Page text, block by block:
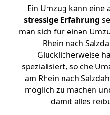
Ein Umzug kann eine
stressige Erfahrung
man sich für einen
Rhein nach
Glücklicherweise
spezialisiert, solche
am Rhein nach
möglich zu machen
damit alles